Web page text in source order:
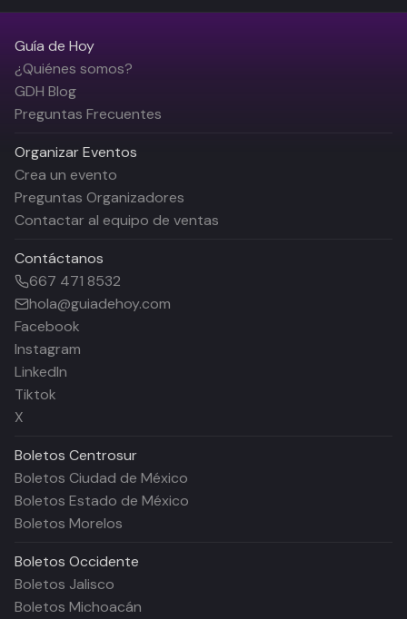
Guía de Hoy
¿Quiénes somos?
GDH Blog
Preguntas Frecuentes
Organizar Eventos
Crea un evento
Preguntas Organizadores
Contactar al equipo de ventas
Contáctanos
667 471 8532
hola@guiadehoy.com
Facebook
Instagram
LinkedIn
Tiktok
X
Boletos Centrosur
Boletos Ciudad de México
Boletos Estado de México
Boletos Morelos
Boletos Occidente
Boletos Jalisco
Boletos Michoacán